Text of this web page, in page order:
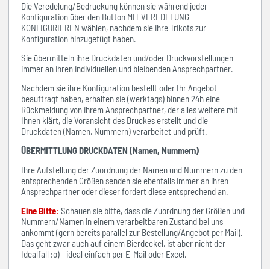
Die Veredelung/Bedruckung können sie während jeder
Konfiguration über den Button MIT VEREDELUNG
KONFIGURIEREN wählen, nachdem sie ihre Trikots zur
Konfiguration hinzugefügt haben.
Sie übermitteln ihre Druckdaten und/oder Druckvorstellungen
immeran ihren individuellen und bleibenden Ansprechpartner.
Nachdem sie ihre Konfiguration bestellt oder Ihr Angebot
beauftragt haben, erhalten sie (werktags) binnen 24h eine
Rückmeldung von ihrem Ansprechpartner, der alles weitere mit
Ihnen klärt, die Voransicht des Druckes erstellt und die
Druckdaten (Namen, Nummern) verarbeitet und prüft.
ÜBERMITTLUNG DRUCKDATEN (Namen, Nummern)
Ihre Aufstellung der Zuordnung der Namen und Nummern zu den
entsprechenden Größen senden sie ebenfalls immer an ihren
Ansprechpartner oder dieser fordert diese entsprechend an.
Eine Bitte: Schauen sie bitte, dass die Zuordnung der Größen und
Nummern/Namen in einem verarbeitbaren Zustand bei uns
ankommt (gern bereits parallel zur Bestellung/Angebot per Mail).
Das geht zwar auch auf einem Bierdeckel, ist aber nicht der
Idealfall ;o) - ideal einfach per E-Mail oder Excel.